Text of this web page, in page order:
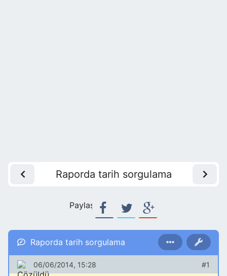
Raporda tarih sorgulama
Paylaş:
Raporda tarih sorgulama
06/06/2014, 15:28 #1